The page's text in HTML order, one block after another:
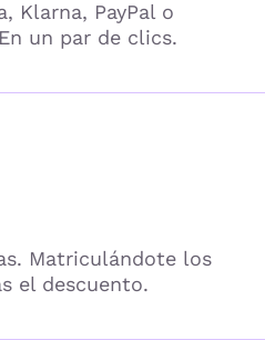
Klarna, PayPal o
un par de clics.
Matriculándote los
el descuento.